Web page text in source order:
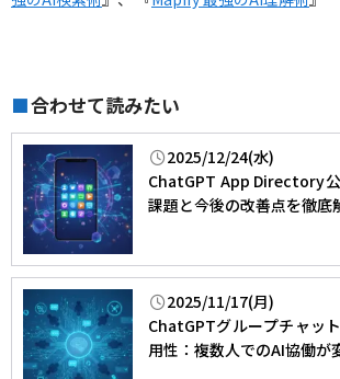
■合わせて読みたい
2025/12/24(水)
ChatGPT App Directory
課題と今後の改善点を徹底
2025/11/17(月)
ChatGPTグループチャッ
用性：複数人でのAI協働が